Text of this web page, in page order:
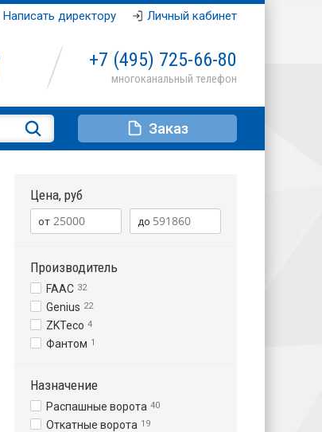
Написать директору Личный кабинет
+7 (495) 725-66-80
Заказ
Цена, руб
Производитель
FAAC 32
Genius 22
ZKTeco 4
Фантом 1
Назначение
Распашные ворота 40
Откатные ворота 19